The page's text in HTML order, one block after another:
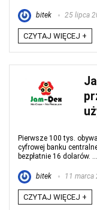
bitek 25 lipca
CZYTAJ WIĘCEJ +
Pierwsze 100 tys.
cyfrowej banku
bezpłatnie 16 dolarów. ...
bitek 11 marca
CZYTAJ WIĘCEJ +